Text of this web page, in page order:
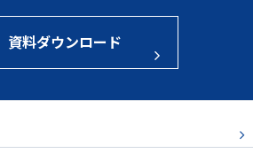
資料ダウンロード